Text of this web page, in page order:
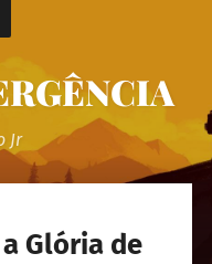
Jr
Glória de